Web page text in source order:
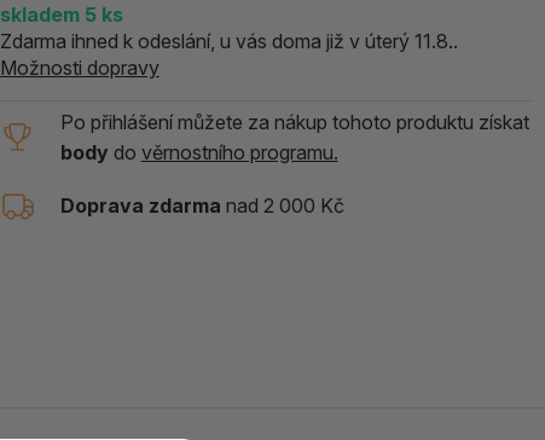
skladem5 ks
Zdarma ihned k odeslání, u vás doma již v úterý 11.8..
Možnosti dopravy
Po přihlášení můžete za nákup tohoto produktu získat
body do věrnostního programu.
Doprava zdarma nad 2 000 Kč